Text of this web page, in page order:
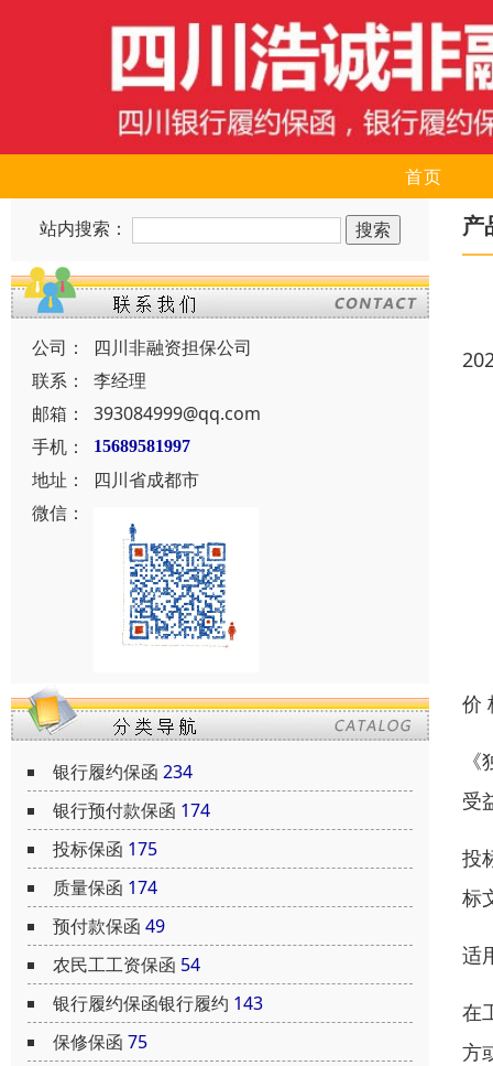
首页
站内搜索：
公司：
四川非融资担保公司
联系：
李经理
邮箱：
393084999@qq.com
手机：
15689581997
地址：
四川省成都市
微信：
银行履约保函 234
银行预付款保函 174
投标保函 175
质量保函 174
预付款保函 49
农民工工资保函 54
银行履约保函银行履约 143
保修保函 75
产
价
受
投
标
适
在
方